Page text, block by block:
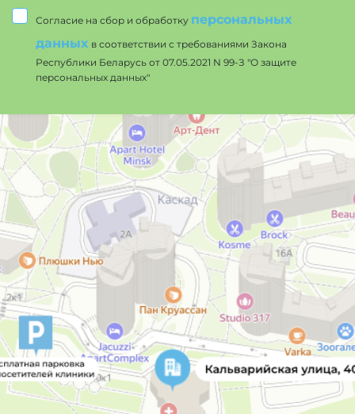
Согласие на сбор и обработку персональных
данных в соответствии с требованиями Закона
Республики Беларусь от 07.05.2021 N 99-З "О защите
персональных данных"